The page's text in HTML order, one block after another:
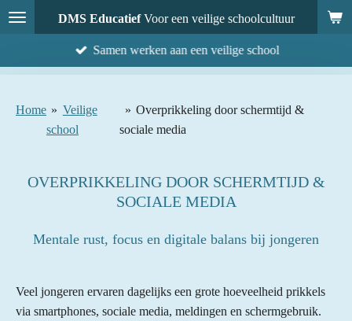
Ga
direct
DMS EducatiefVoor een veilige schoolcultuur
Samen werken aan een veilige school
Home » Veilige
school
» Overprikkeling door schermtijd &
sociale media
OVERPRIKKELING DOOR SCHERMTIJD &
SOCIALE MEDIA
Mentale rust, focus en digitale balans bij jongeren
Veel jongeren ervaren dagelijks een grote hoeveelheid prikkels
via smartphones, sociale media, meldingen en schermgebruik.